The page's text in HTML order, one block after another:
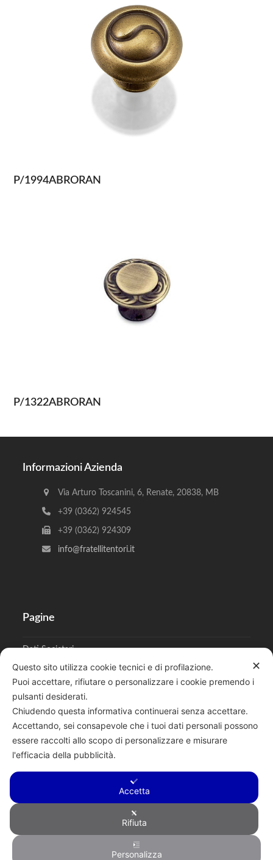
P/1994ABRORAN
P/1322ABRORAN
Informazioni Azienda
Via Arturo Toscanini, 6, Renate, 20838, MB
+39 (0362) 924545
+39 (0362) 924309
info@fratellitentori.it
Pagine
Dati Societari
Regolamento Privacy
Copyright © 2026 F.lli Tentori di Enrico Tentori & C. SAS - Via A.
✕
Questo sito utilizza cookie tecnici e di profilazione.
Puoi accettare, rifiutare o personalizzare i cookie premendo i
pulsanti desiderati.
Chiudendo questa informativa continuerai senza accettare.
Accettando, sei consapevole che i tuoi dati personali possono
essere raccolti allo scopo di personalizzare e misurare
l'efficacia della pubblicità.
Accetta
Rifiuta
Personalizza